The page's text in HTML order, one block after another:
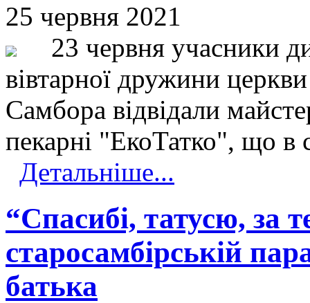
25 червня 2021
23 червня учасники
вівтарної дружини
Самбора відвідали
пекарні "ЕкоТатко", що в
Детальніше...
“Спасибі, татусю, за
старосамбірській
батька